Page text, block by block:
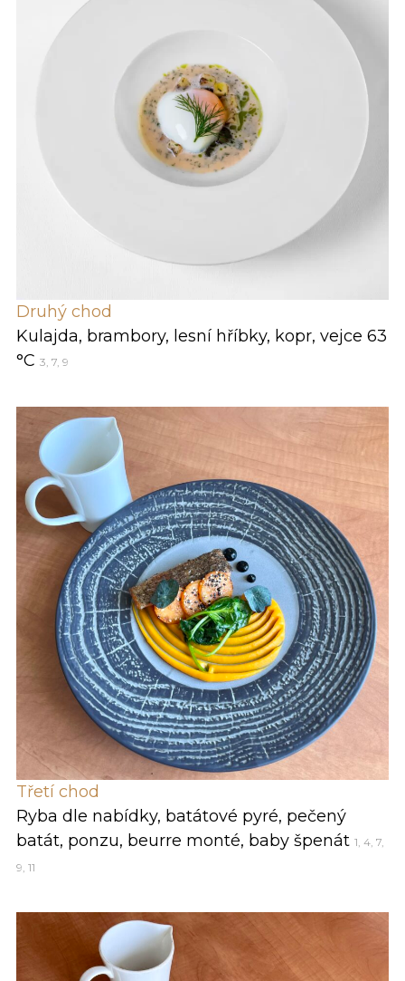
Druhý chod
Kulajda, brambory, lesní hříbky, kopr, vejce 63
°C 3, 7, 9
Třetí chod
Ryba dle nabídky, batátové pyré, pečený
batát, ponzu, beurre monté, baby špenát 1, 4, 7,
9, 11